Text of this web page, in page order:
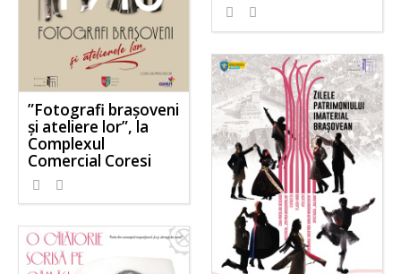
”Fotografi brașoveni
și ateliere lor”, la
Complexul
Comercial Coresi